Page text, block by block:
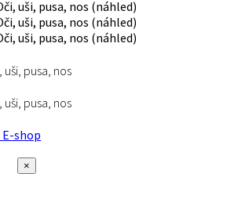
uši, pusa, nos
uši, pusa, nos
shop
×